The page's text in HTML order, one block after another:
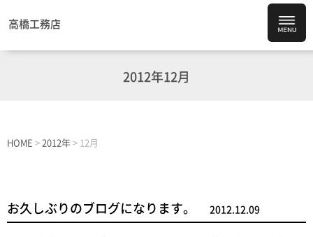
高橋工務店
2012年12月
HOME > 2012年 > 12月
お久しぶりのブログになります。 2012.12.09